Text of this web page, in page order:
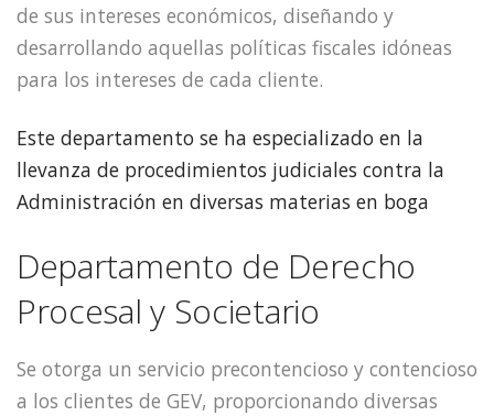
de sus intereses económicos, diseñando y
desarrollando aquellas políticas fiscales idóneas
para los intereses de cada cliente.
Este departamento se ha especializado en la
llevanza de procedimientos judiciales contra la
Administración en diversas materias en boga
Departamento de Derecho
Procesal y Societario
Se otorga un servicio precontencioso y contencioso
a los clientes de GEV, proporcionando diversas